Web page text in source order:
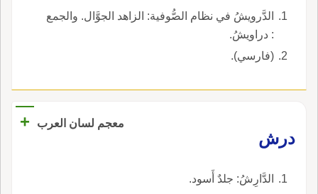
الدَّرويشُ في نظام الصُّوفية: الزاهد الجوَّال. والجمع
: دراويشُ.
(فارسي).
معجم لسان العرب
+
درش
الدَّارِشُ: جلدٌ أَسود.